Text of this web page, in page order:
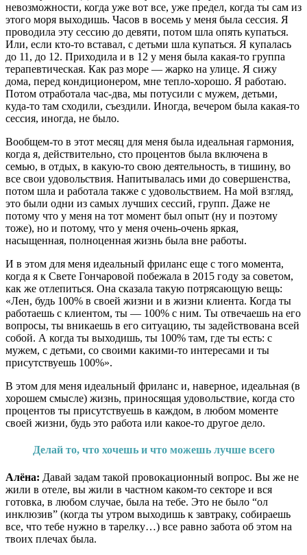
невозможности, когда уже вот все, уже предел, когда ты сам из
этого моря выходишь. Часов в восемь у меня была сессия. Я
проводила эту сессию до девяти, потом шла опять купаться.
Или, если кто-то вставал, с детьми шла купаться. Я купалась
до 11, до 12. Приходила и в 12 у меня была какая-то группа
терапевтическая. Как раз море — жарко на улице. Я сижу
дома, перед кондиционером, мне тепло-хорошо. Я работаю.
Потом отработала час-два, мы потусили с мужем, детьми,
куда-то там сходили, съездили. Иногда, вечером была какая-то
сессия, иногда, не было.
Вообщем-то в этот месяц для меня была идеальная гармония,
когда я, действительно, сто процентов была включена в
семью, в отдых, в какую-то свою деятельность, в тишину, во
все свои удовольствия. Напитывалась ими до совершенства,
потом шла и работала также с удовольствием. На мой взгляд,
это были одни из самых лучших сессий, групп. Даже не
потому что у меня на тот момент был опыт (ну и поэтому
тоже), но и потому, что у меня очень-очень яркая,
насыщенная, полноценная жизнь была вне работы.
И в этом для меня идеальный фриланс еще с того момента,
когда я к Свете Гончаровой побежала в 2015 году за советом,
как же отлепиться. Она сказала такую потрясающую вещь:
«Лен, будь 100% в своей жизни и в жизни клиента. Когда ты
работаешь с клиентом, ты — 100% с ним. Ты отвечаешь на его
вопросы, ты вникаешь в его ситуацию, ты задействована всей
собой. А когда ты выходишь, ты 100% там, где ты есть: с
мужем, с детьми, со своими какими-то интересами и ты
присутствуешь 100%».
В этом для меня идеальный фриланс и, наверное, идеальная (в
хорошем смысле) жизнь, приносящая удовольствие, когда сто
процентов ты присутствуешь в каждом, в любом моменте
своей жизни, будь это работа или какое-то другое дело.
Делай то, что хочешь и что можешь лучше всего
Алёна: Давай задам такой провокационный вопрос. Вы же не
жили в отеле, вы жили в частном каком-то секторе и вся
готовка, в любом случае, была на тебе. Это не было “ол
инклюзив” (когда ты утром выходишь к завтраку, собираешь
все, что тебе нужно в тарелку…) все равно забота об этом на
твоих плечах была.